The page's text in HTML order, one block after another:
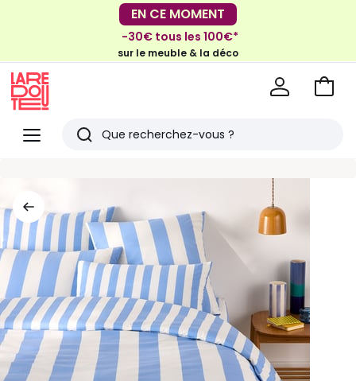
EN CE MOMENT
-30€ tous les 100€*
sur le meuble & la déco
EN CE MOMENT
-40% dès 2 articles*
Menu
Redoute
Rechercher
vus
Voir